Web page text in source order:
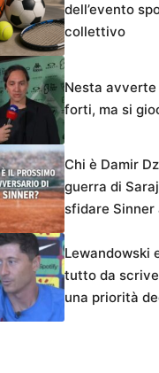
dell’evento
collettivo
Nesta avverte
forti, ma si
Chi è Damir
guerra di
sfidare Sinner
Lewandowski
tutto da
una priorità